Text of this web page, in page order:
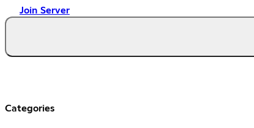
Join Server
Categories